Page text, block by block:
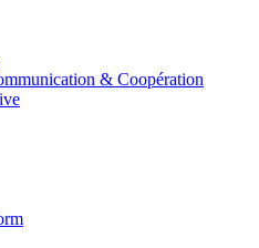
& Coopération